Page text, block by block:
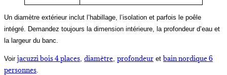
Un diamètre extérieur inclut l’habillage, l’isolation et parfois le poêle
intégré. Demandez toujours la dimension intérieure, la profondeur d’eau et
la largeur du banc.
Voir jacuzzi bois 4 places diamètre profondeur et bain nordique 6
personnes